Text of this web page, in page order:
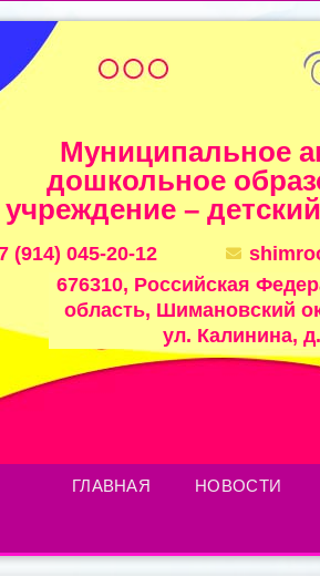
Муниципальное
дошкольное
учреждение –
(914) 045-20-12
676310, Российская
область, Шимановский
ул. Калинина,
ГЛАВНАЯ НОВОСТИ